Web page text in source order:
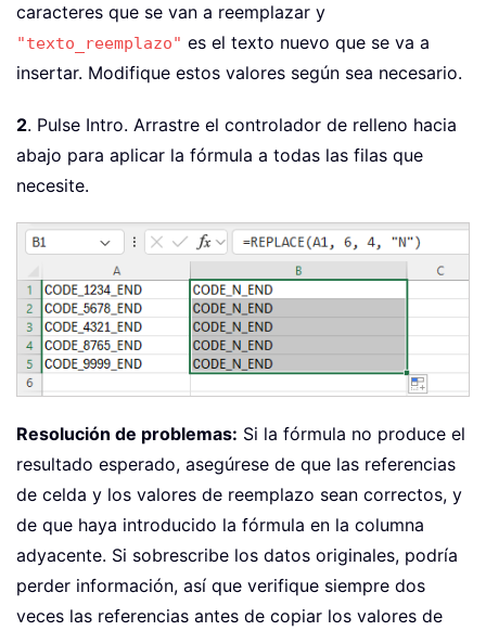
caracteres que se van a reemplazar y
"texto_reemplazo" es el texto nuevo que se va a
insertar. Modifique estos valores según sea necesario.
2. Pulse Intro. Arrastre el controlador de relleno hacia
abajo para aplicar la fórmula a todas las filas que
necesite.
Resolución de problemas: Si la fórmula no produce el
resultado esperado, asegúrese de que las referencias
de celda y los valores de reemplazo sean correctos, y
de que haya introducido la fórmula en la columna
adyacente. Si sobrescribe los datos originales, podría
perder información, así que verifique siempre dos
veces las referencias antes de copiar los valores de